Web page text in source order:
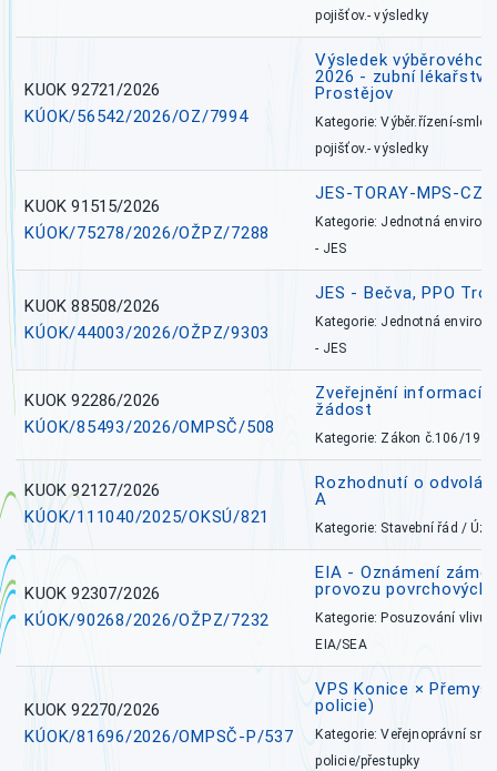
pojišťov.- výsledky
KUOK 92721/2026
KÚOK/56542/2026/OZ/7994
Výsledek výběrového
2026 - zubní
Prostějov
Kategorie: Výběr.řízení-
pojišťov.- výsledky
KUOK 91515/2026
KÚOK/75278/2026/OŽPZ/7288
JES-TORAY-MPS-CZ
Kategorie: Jednotná
- JES
KUOK 88508/2026
KÚOK/44003/2026/OŽPZ/9303
JES - Bečva, PPO
Kategorie: Jednotná
- JES
KUOK 92286/2026
KÚOK/85493/2026/OMPSČ/508
Zveřejnění informací
žádost
Kategorie: Zákon č.106/1999
KUOK 92127/2026
KÚOK/111040/2025/OKSÚ/821
Rozhodnutí o
A
Kategorie: Stavební řád /
KUOK 92307/2026
KÚOK/90268/2026/OŽPZ/7232
EIA - Oznámení
provozu povrchových
Kategorie: Posuzování vlivů
EIA/SEA
KUOK 92270/2026
KÚOK/81696/2026/OMPSČ-P/537
VPS Konice ×
policie)
Kategorie: Veřejnoprávní
policie/přestupky